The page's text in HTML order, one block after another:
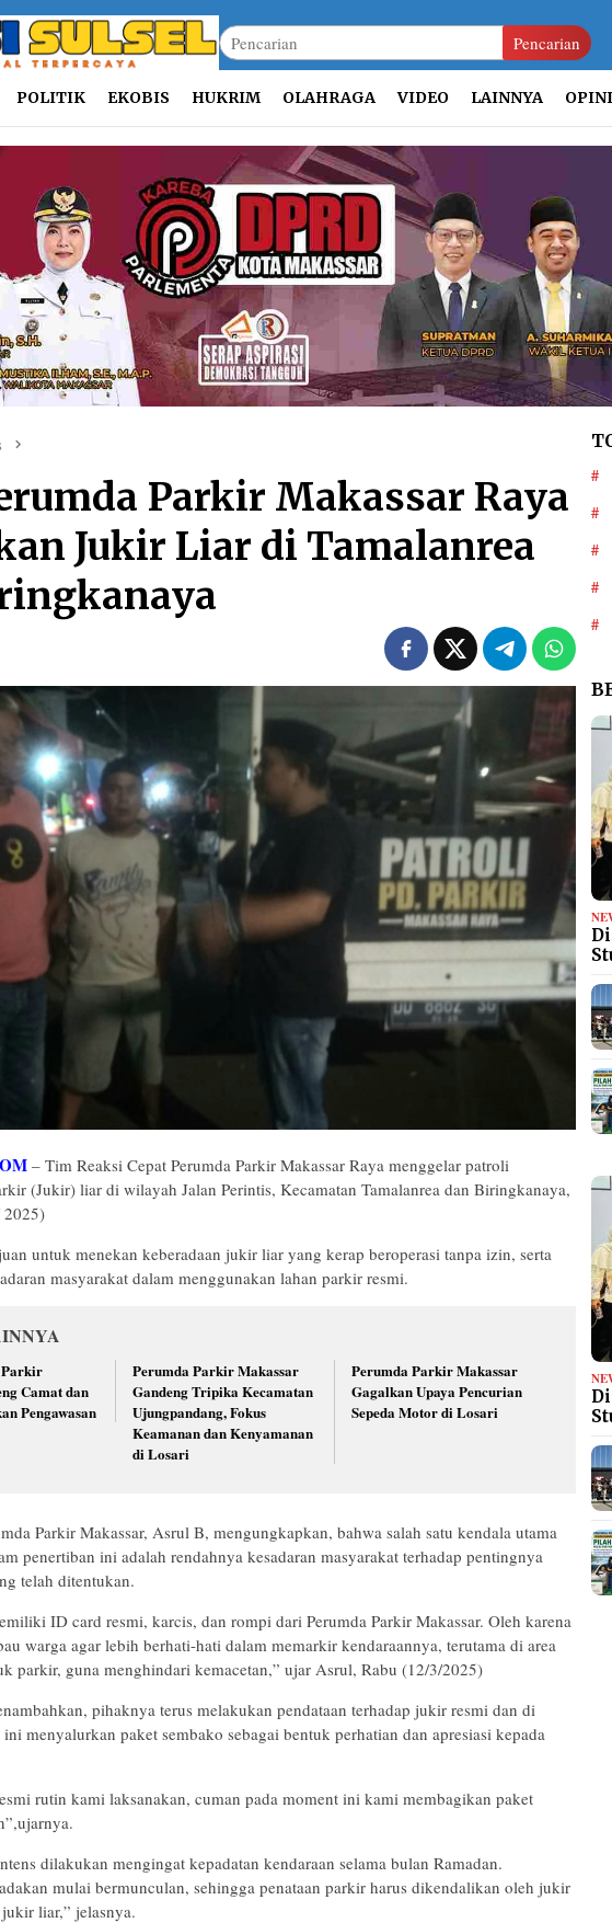
Pencarian
POLITIK EKOBIS HUKRIM OLAHRAGA VIDEO LAINNYA OPINI
Parkir Makassar Raya
Jukir Liar di Tamalanrea
– Tim Reaksi Cepat Perumda Parkir Makassar Raya menggelar patroli
(Jukir) liar di wilayah Jalan Perintis, Kecamatan Tamalanrea dan Biringkanaya,
2025)
untuk menekan keberadaan jukir liar yang kerap beroperasi tanpa izin, serta
masyarakat dalam menggunakan lahan parkir resmi.
Parkir
Camat dan
Pengawasan
Perumda Parkir Makassar
Gandeng Tripika Kecamatan
Ujungpandang, Fokus
Keamanan dan Kenyamanan
di Losari
Perumda Parkir Makassar
Gagalkan Upaya Pencurian
Sepeda Motor di Losari
Parkir Makassar, Asrul B, mengungkapkan, bahwa salah satu kendala utama
penertiban ini adalah rendahnya kesadaran masyarakat terhadap pentingnya
telah ditentukan.
ID card resmi, karcis, dan rompi dari Perumda Parkir Makassar. Oleh karena
warga agar lebih berhati-hati dalam memarkir kendaraannya, terutama di area
parkir, guna menghindari kemacetan,” ujar Asrul, Rabu (12/3/2025)
pihaknya terus melakukan pendataan terhadap jukir resmi dan di
menyalurkan paket sembako sebagai bentuk perhatian dan apresiasi kepada
rutin kami laksanakan, cuman pada moment ini kami membagikan paket
dilakukan mengingat kepadatan kendaraan selama bulan Ramadan.
mulai bermunculan, sehingga penataan parkir harus dikendalikan oleh jukir
liar,” jelasnya.